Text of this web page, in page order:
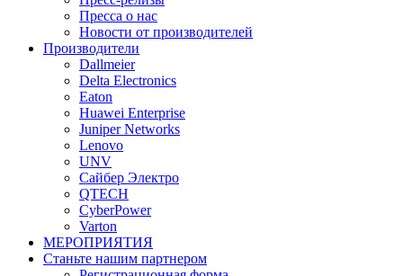
Пресса о нас
Новости от производителей
Производители
Dallmeier
Delta Electronics
Eaton
Huawei Enterprise
Juniper Networks
Lenovo
UNV
Сайбер Электро
QTECH
CyberPower
Varton
МЕРОПРИЯТИЯ
Станьте нашим партнером